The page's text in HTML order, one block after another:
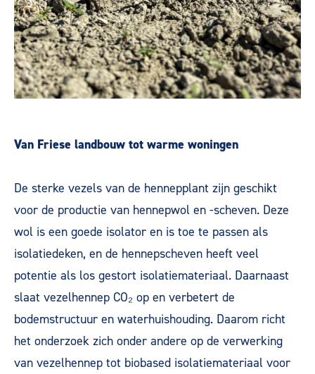
Van Friese landbouw tot warme woningen
De sterke vezels van de hennepplant zijn geschikt
voor de productie van hennepwol en -scheven. Deze
wol is een goede isolator en is toe te passen als
isolatiedeken, en de hennepscheven heeft veel
potentie als los gestort isolatiemateriaal. Daarnaast
slaat vezelhennep CO₂ op en verbetert de
bodemstructuur en waterhuishouding. Daarom richt
het onderzoek zich onder andere op de verwerking
van vezelhennep tot biobased isolatiemateriaal voor